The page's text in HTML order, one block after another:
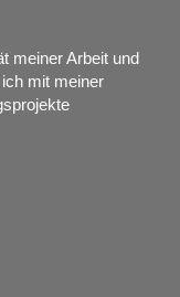
meiner Arbeit und
mit meiner